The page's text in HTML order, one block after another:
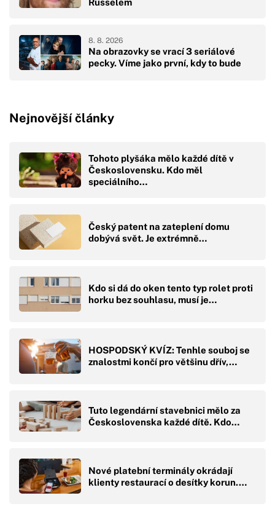
Na obrazovky se vrací 3 seriálové
pecky. Víme jako první, kdy to bude
8. 8. 2026
Nejnovější články
Tohoto plyšáka mělo každé dítě v
Československu. Kdo měl
speciálního…
Český patent na zateplení domu
dobývá svět. Je extrémně…
Kdo si dá do oken tento typ rolet proti
horku bez souhlasu, musí je…
HOSPODSKÝ KVÍZ: Tenhle souboj se
znalostmi končí pro většinu dřív,…
Tuto legendární stavebnici mělo za
Československa každé dítě. Kdo…
Nové platební terminály okrádají
klienty restaurací o desítky korun.…